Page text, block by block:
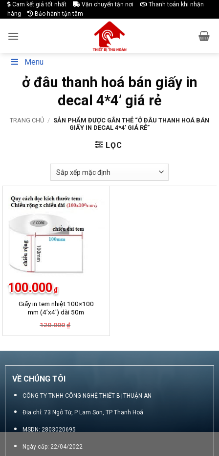
Skip
to
Cam kết giá tốt nhất Vận chuyển tận nơi
Thanh toán khi nhận
hàng
Bảo hành tận tâm
Menu
ở đâu thanh hoá bán giấy in
decal 4*4’ giá rẻ
TRANG CHỦ / SẢN PHẨM ĐƯỢC GẮN THẺ “Ở ĐÂU THANH HOÁ BÁN
GIẤY IN DECAL 4*4’ GIÁ RẺ”
LỌC
-17%
Giấy in tem nhiệt 100×100
mm (4’x4′) dài 50m
120.000 ₫
là:
100.000 ₫
tại
100.000₫.
VỀ CHÚNG TÔI
CÔNG TY TNHH CÔNG NGHỆ THIẾT BỊ THUẬN AN
Địa chỉ: 73 Ngô Từ, P Lam Sơn, TP Thanh Hoá
MSDN: 2803020695
Ngày cấp: 22/04/2022